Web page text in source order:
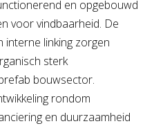
en opgebouwd
voor vindbaarheid. De
linking zorgen
sterk
bouwsector.
rondom
en duurzaamheid